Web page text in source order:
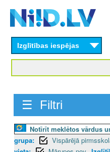
content
Izglītības iespējas
☰ Filtri
Notīrīt meklētos vārdus
grupa:
Vispārējā